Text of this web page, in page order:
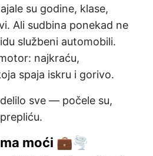
su godine, klase,
Ali sudbina ponekad ne
službeni automobili.
najkraću,
spaja iskru i gorivo.
sve — počele su,
moći 💼🌪️